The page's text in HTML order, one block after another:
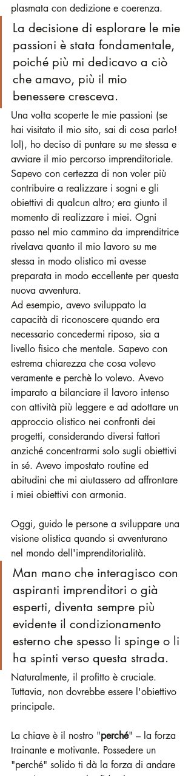
plasmata con dedizione e coerenza.
La decisione di esplorare le mie
passioni è stata fondamentale,
poiché più mi dedicavo a ciò
che amavo, più il mio
benessere cresceva.
Una volta scoperte le mie passioni (se
hai visitato il mio sito, sai di cosa parlo!
lol), ho deciso di puntare su me stessa e
avviare il mio percorso imprenditoriale.
Sapevo con certezza di non voler più
contribuire a realizzare i sogni e gli
obiettivi di qualcun altro; era giunto il
momento di realizzare i miei. Ogni
passo nel mio cammino da imprenditrice
rivelava quanto il mio lavoro su me
stessa in modo olistico mi avesse
preparata in modo eccellente per questa
nuova avventura.
Ad esempio, avevo sviluppato la
capacità di riconoscere quando era
necessario concedermi riposo, sia a
livello fisico che mentale. Sapevo con
estrema chiarezza che cosa volevo
veramente e perchè lo volevo. Avevo
imparato a bilanciare il lavoro intenso
con attività più leggere e ad adottare un
approccio olistico nei confronti dei
progetti, considerando diversi fattori
anziché concentrarmi solo sugli obiettivi
in sé. Avevo impostato routine ed
abitudini che mi aiutassero ad affrontare
i miei obiettivi con armonia.
Oggi, guido le persone a sviluppare una
visione olistica quando si avventurano
nel mondo dell'imprenditorialità.
Man mano che interagisco con
aspiranti imprenditori o già
esperti, diventa sempre più
evidente il condizionamento
esterno che spesso li spinge o li
ha spinti verso questa strada.
Naturalmente, il profitto è cruciale.
Tuttavia, non dovrebbe essere l'obiettivo
principale.
La chiave è il nostro "perché" – la forza
trainante e motivante. Possedere un
"perché" solido ti dà la forza di andare